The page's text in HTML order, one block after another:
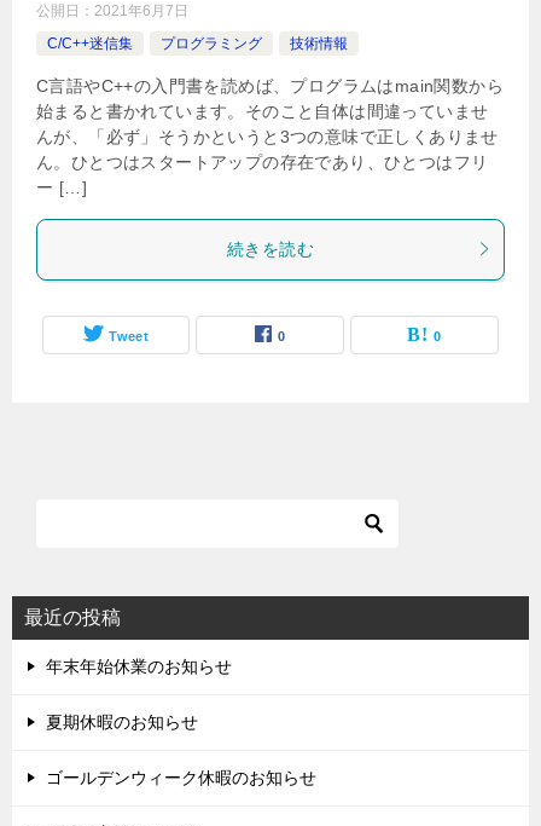
公開日： 2021年6月7日
C/C++迷信集
プログラミング 技術情報
C言語やC++の入門書を読めば、プログラムはmain関数から
始まると書かれています。そのこと自体は間違っていませ
んが、「必ず」そうかというと3つの意味で正しくありませ
ん。ひとつはスタートアップの存在であり、ひとつはフリ
ー […]
続きを読む
Tweet 0 0
最近の投稿
年末年始休業のお知らせ
夏期休暇のお知らせ
ゴールデンウィーク休暇のお知らせ